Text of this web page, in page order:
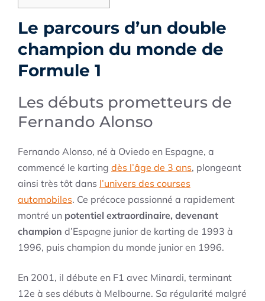
Le parcours d’un double
champion du monde de
Formule 1
Les débuts prometteurs de
Fernando Alonso
Fernando Alonso, né à Oviedo en Espagne, a
commencé le karting dès l’âge de 3 ans, plongeant
ainsi très tôt dans l’univers des courses
automobiles. Ce précoce passionné a rapidement
montré un potentiel extraordinaire, devenant
champion d’Espagne junior de karting de 1993 à
1996, puis champion du monde junior en 1996.
En 2001, il débute en F1 avec Minardi, terminant
12e à ses débuts à Melbourne. Sa régularité malgré